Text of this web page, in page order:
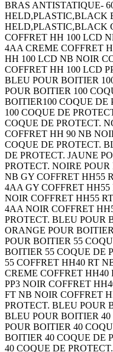
BRAS ANTISTATIQUE-
HELD,PLASTIC,BLACK
HELD,PLASTIC,BLACK
COFFRET HH 100 LCD
4AA CREME COFFRET
HH 100 LCD NB NOIR
COFFRET HH 100 LCD
BLEU POUR BOITIER
POUR BOITIER 100
BOITIER100 COQUE DE
100 COQUE DE
COQUE DE PROTECT.
COFFRET HH 90 NB
COQUE DE PROTECT.
DE PROTECT. JAUNE
PROTECT. NOIRE
NB GY COFFRET HH55
4AA GY COFFRET HH55
NOIR COFFRET HH55
4AA NOIR COFFRET
PROTECT. BLEU POUR
ORANGE POUR
POUR BOITIER 55
BOITIER 55 COQUE DE
55 COFFRET HH40 RT
CREME COFFRET
PP3 NOIR COFFRET
FT NB NOIR COFFRET
PROTECT. BLEU POUR
BLEU POUR BOITIER
POUR BOITIER 40
BOITIER 40 COQUE DE
40 COQUE DE